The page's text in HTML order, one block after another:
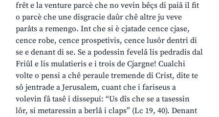
frêt e la venture parcè che no vevin bêçs di paiâ il fit
o parcè che une disgracie daûr chê altre ju veve
parâts a remengo. Int che si è cjatade cence cjase,
cence robe, cence prospetivis, cence lusôr dentri di
se e denant di se. Se a podessin fevelâ lis pedradis dal
Friûl e lis mulatieris e i trois de Cjargne! Cualchi
volte o pensi a chê peraule tremende di Crist, dite te
sô jentrade a Jerusalem, cuant che i fariseus a
volevin fâ tasê i dissepui: “Us dîs che se a tasessin
lôr, si metaressin a berlâ i claps” (Lc 19, 40). Denant